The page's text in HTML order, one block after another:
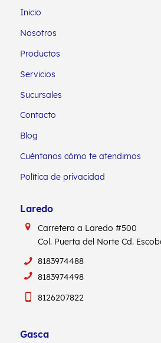
Inicio
Nosotros
Productos
Servicios
Sucursales
Contacto
Blog
Cuéntanos cómo te atendimos
Política de privacidad
Laredo
Carretera a Laredo #500
Col. Puerta del Norte Cd.
8183974488
8183974498
8126207822
Gasca